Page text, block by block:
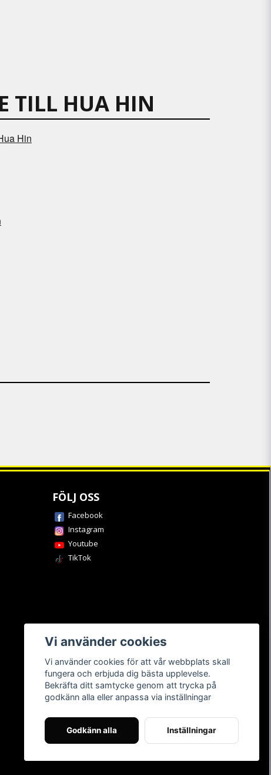
TILL HUA HIN
Hin
FÖLJ OSS
Facebook
Instagram
Youtube
TikTok
Vi använder cookies
Vi använder cookies för att vår webbplats skall
fungera och erbjuda dig bästa upplevelse.
Bekräfta ditt samtycke genom att trycka på
godkänn alla eller anpassa via inställningar
Godkänn alla Inställningar